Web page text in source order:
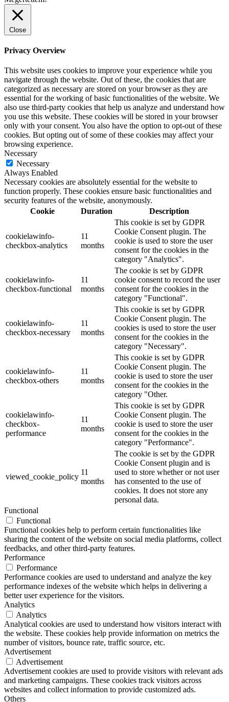
Close
Privacy Overview
This website uses cookies to improve your experience while you
navigate through the website. Out of these, the cookies that are
categorized as necessary are stored on your browser as they are
essential for the working of basic functionalities of the website. We
also use third-party cookies that help us analyze and understand how
you use this website. These cookies will be stored in your browser
only with your consent. You also have the option to opt-out of these
cookies. But opting out of some of these cookies may affect your
browsing experience.
Necessary
Necessary
Always Enabled
Necessary cookies are absolutely essential for the website to
function properly. These cookies ensure basic functionalities and
security features of the website, anonymously.
Cookie
Duration Description
cookielawinfo-
checkbox-analytics
11
months
This cookie is set by GDPR
Cookie Consent plugin. The
cookie is used to store the user
consent for the cookies in the
category "Analytics".
cookielawinfo-
checkbox-functional
11
months
The cookie is set by GDPR
cookie consent to record the user
consent for the cookies in the
category "Functional".
cookielawinfo-
checkbox-necessary
11
months
This cookie is set by GDPR
Cookie Consent plugin. The
cookies is used to store the user
consent for the cookies in the
category "Necessary".
cookielawinfo-
checkbox-others
11
months
This cookie is set by GDPR
Cookie Consent plugin. The
cookie is used to store the user
consent for the cookies in the
category "Other.
cookielawinfo-
checkbox-
performance
11
months
This cookie is set by GDPR
Cookie Consent plugin. The
cookie is used to store the user
consent for the cookies in the
category "Performance".
viewed_cookie_policy
11
months
The cookie is set by the GDPR
Cookie Consent plugin and is
used to store whether or not user
has consented to the use of
cookies. It does not store any
personal data.
Functional
Functional
Functional cookies help to perform certain functionalities like
sharing the content of the website on social media platforms, collect
feedbacks, and other third-party features.
Performance
Performance
Performance cookies are used to understand and analyze the key
performance indexes of the website which helps in delivering a
better user experience for the visitors.
Analytics
Analytics
Analytical cookies are used to understand how visitors interact with
the website. These cookies help provide information on metrics the
number of visitors, bounce rate, traffic source, etc.
Advertisement
Advertisement
Advertisement cookies are used to provide visitors with relevant ads
and marketing campaigns. These cookies track visitors across
websites and collect information to provide customized ads.
Others